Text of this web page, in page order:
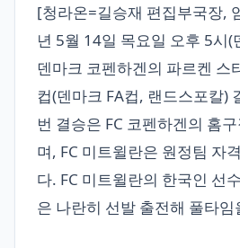
[청라온=길승재 편집부국장,
년 5월 14일 목요일 오후 5시(
덴마크 코펜하겐의 파르켄 스
컵(덴마크 FA컵, 랜드스포칼)
번 결승은 FC 코펜하겐의 홈
며, FC 미트윌란은 원정팀 자
다. FC 미트윌란의 한국인 선
은 나란히 선발 출전해 풀타